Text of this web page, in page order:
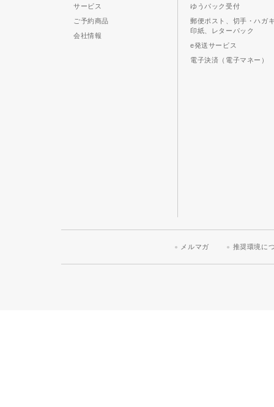
サービス
ご予約商品
会社情報
ゆうパック受付
郵便ポスト、切手・ハガ
印紙、レターパック
e発送サービス
電子決済（電子マネー）
メルマガ 推奨環境に